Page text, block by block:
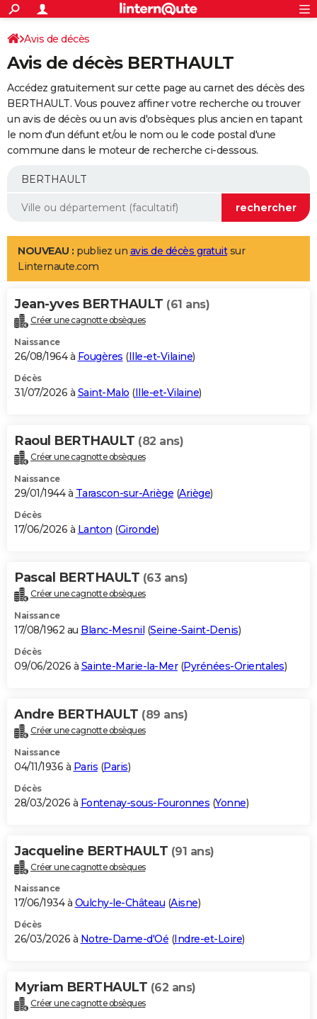
ACTUALITÉS
Politique
Société
Faits Divers
Education
Monde
Villes
+
SPORT
Coupe du monde 2026
Football
Tennis
Cyclisme
Rugby
Forum
Programme TV
TNT
Streaming
Cinéma
Sorties cinéma
Musique
+
FINANCE
Impôts
Immobilier
Risques naturels par ville
Banque
Assurance
Crédit
AUTO
Essais
Réserver un essai
Citadines
Berlines
SUV
Forum auto
+
Mobiles
Meilleur smartphone
Internet
Ordinateurs
Jeux vidéo
Guide high-tech
Aménagement intérieur
LIFESTYLE
Art de vivre
Bien-être
Loisirs
Mode
Modes de vie
Alimentation
Guide de la santé
Maladies
Médicaments
Sommeil
VOYAGE
Destinations
City break
Voyage nature
Voyage de noces
Forum
Climat
+PHOTO
GUIDES D'ACHAT
BONS PLANS
Carte de Noël
Carte Bonne année
Carte Saint-Valentin
Carte Pâques
Carte d'anniversaire
DICTIONNAIRE
Dictionnaire
Biographies
Citations
Expressions
Proverbes
PROGRAMME TV
S'inscrire
Se connecter
Lycées
Collèges
Primaires
Universités
Entreprises
Service militaire
Avis de recherche
AVIS DE DÉCÈS
Bricolage
Lifestyle
Culture
Sport
Auto
Television
Voyage
Cinema
Avis de décès
Avis de décès BERTHAULT
Accédez gratuitement sur cette page au carnet des décès des
BERTHAULT. Vous pouvez affiner votre recherche ou trouver
un avis de décès ou un avis d'obsèques plus ancien en tapant
le nom d'un défunt et/ou le nom ou le code postal d'une
commune dans le moteur de recherche ci-dessous.
NOUVEAU : publiez un avis de décès gratuitsur
Linternaute.com
Jean-yves BERTHAULT (61 ans)
Créer une cagnotte obsèques
Naissance
26/08/1964 à Fougères (Ille-et-Vilaine)
Décès
31/07/2026 à Saint-Malo (Ille-et-Vilaine)
Raoul BERTHAULT (82 ans)
Créer une cagnotte obsèques
Naissance
29/01/1944 à Tarascon-sur-Ariège (Ariège)
Décès
17/06/2026 à Lanton (Gironde)
Pascal BERTHAULT (63 ans)
Créer une cagnotte obsèques
Naissance
17/08/1962 au Blanc-Mesnil (Seine-Saint-Denis)
Décès
09/06/2026 à Sainte-Marie-la-Mer(Pyrénées-Orientales)
Andre BERTHAULT (89 ans)
Créer une cagnotte obsèques
Naissance
04/11/1936 à Paris (Paris)
Décès
28/03/2026 à Fontenay-sous-Fouronnes (Yonne)
Jacqueline BERTHAULT (91 ans)
Créer une cagnotte obsèques
Naissance
17/06/1934 à Oulchy-le-Château (Aisne)
Décès
26/03/2026 à Notre-Dame-d'Oé (Indre-et-Loire)
Myriam BERTHAULT (62 ans)
Créer une cagnotte obsèques